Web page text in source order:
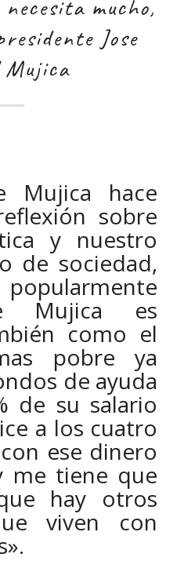
mucho,
Jose
Mujica
Mujica hace
sobre
y nuestro
de sociedad,
Mujica es
como el
pobre ya
de ayuda
de su salario
a los cuatro
ese dinero
me tiene que
hay otros
viven con